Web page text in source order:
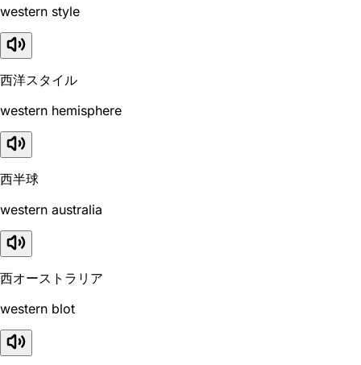
western style
西洋スタイル
western hemisphere
西半球
western australia
西オーストラリア
western blot